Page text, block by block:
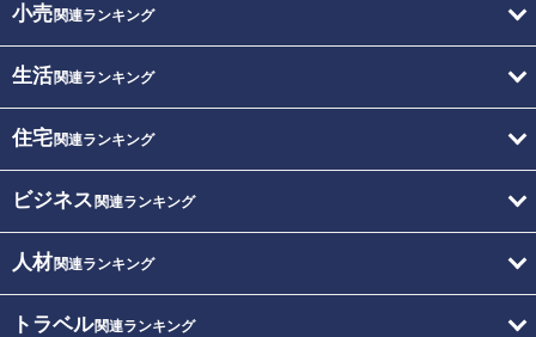
小売関連ランキング
生活関連ランキング
住宅関連ランキング
ビジネス 関連ランキング
人材関連ランキング
トラベル関連ランキング